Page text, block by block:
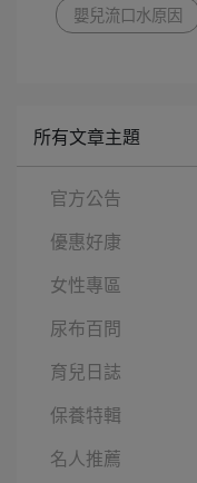
嬰兒流口水原因
所有文章主題
官方公告
優惠好康
女性專區
尿布百問
育兒日誌
保養特輯
名人推薦